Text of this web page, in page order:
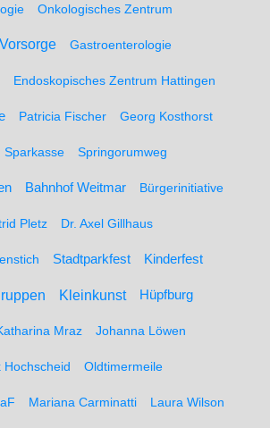
Onkologisches Zentrum
Vorsorge Gastroenterologie
Endoskopisches Zentrum Hattingen
Patricia Fischer Georg Kosthorst
Sparkasse Springorumweg
Bahnhof Weitmar Bürgerinitiative
Pletz Dr. Axel Gillhaus
Stadtparkfest Kinderfest
Kleinkunst Hüpfburg
Mraz Johanna Löwen
Hochscheid Oldtimermeile
Mariana Carminatti Laura Wilson